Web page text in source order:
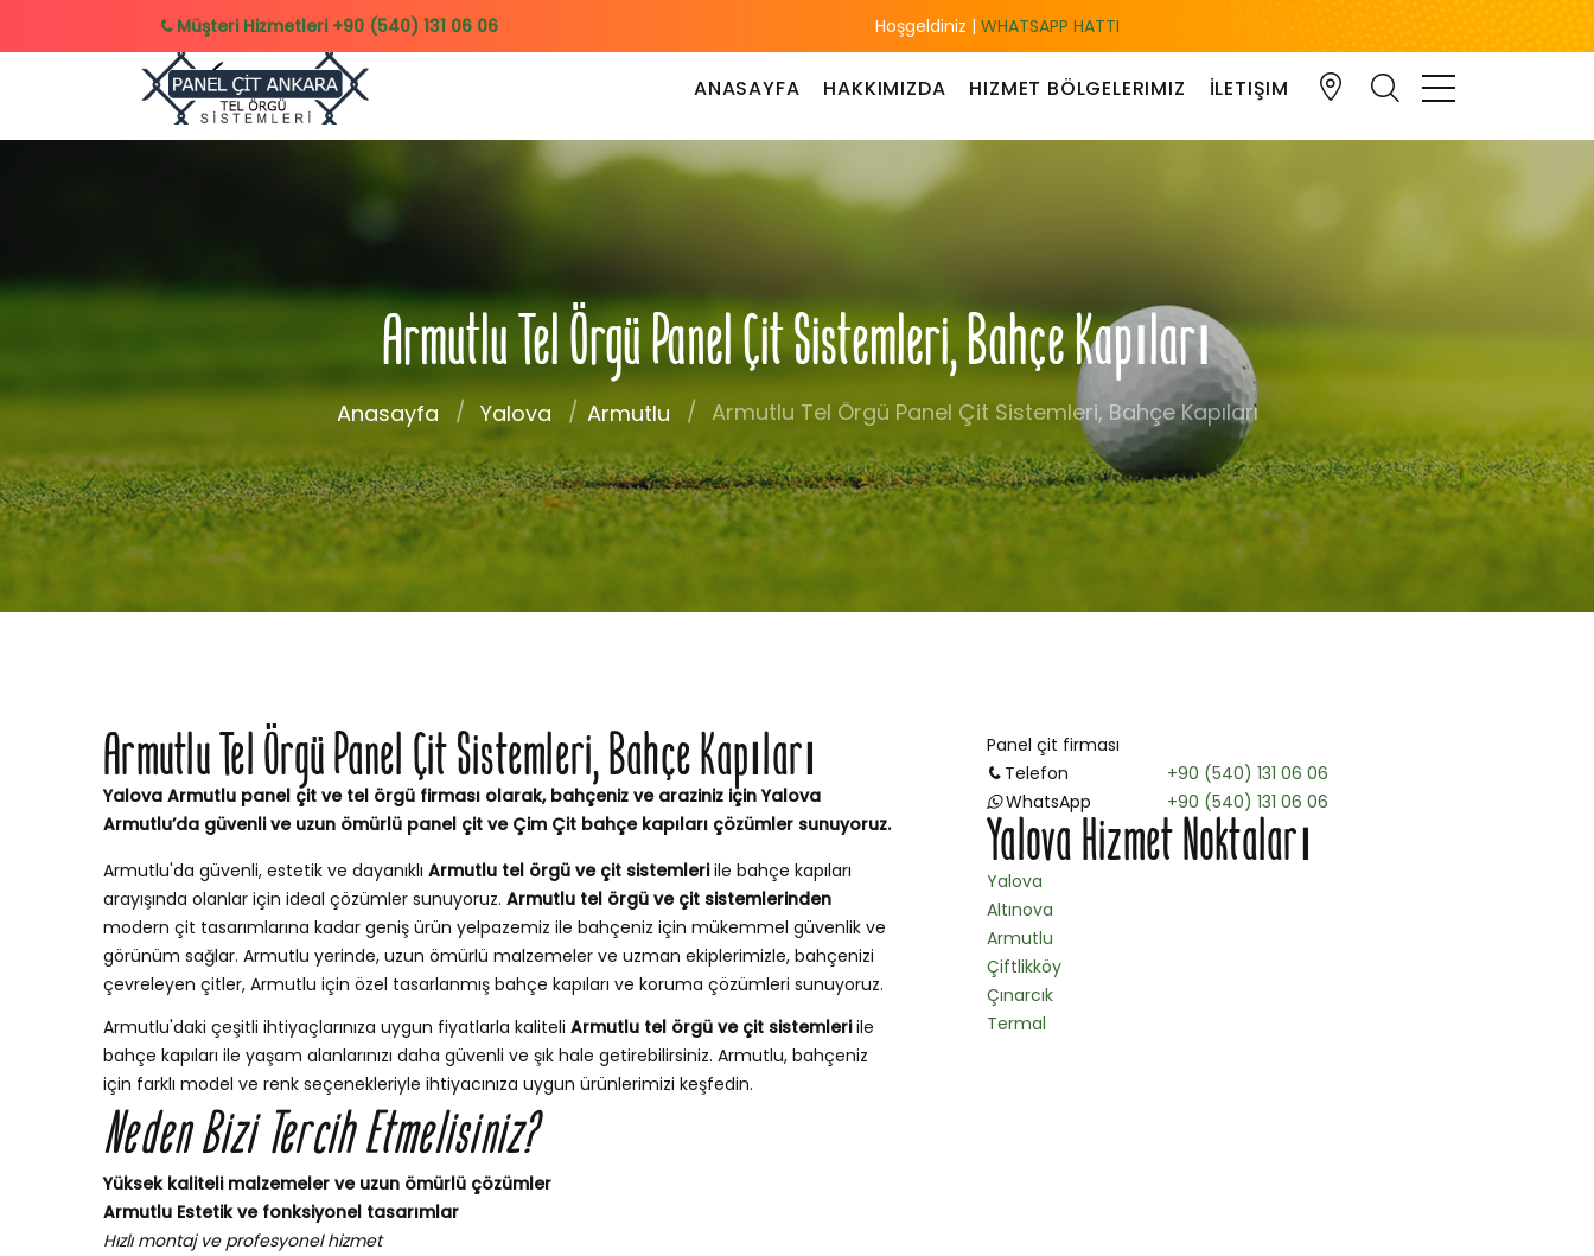
Müşteri Hizmetleri +90 (540) 131 06 06 Hoşgeldiniz | WHATSAPP HATTI
ANASAYFA HAKKIMIZDA HIZMET BÖLGELERIMIZ İLETIŞIM
Armutlu Tel Örgü Panel Çit Sistemleri, Bahçe Kapıları
Anasayfa Yalova Armutlu Armutlu Tel Örgü Panel Çit Sistemleri, Bahçe Kapıları
Panel çit firması
Telefon
+90 (540) 131 06 06
WhatsApp
+90 (540) 131 06 06
Yalova Hizmet Noktaları
Yalova
Altınova
Armutlu
Çiftlikköy
Çınarcık
Termal
Armutlu Tel Örgü Panel Çit Sistemleri, Bahçe Kapıları
Yalova Armutlu panel çit ve tel örgü firması olarak, bahçeniz ve araziniz için Yalova
Armutlu’da güvenli ve uzun ömürlü panel çit ve Çim Çit bahçe kapıları çözümler sunuyoruz.
Armutlu'da güvenli, estetik ve dayanıklı Armutlu tel örgü ve çit sistemleriile bahçe kapıları
arayışında olanlar için ideal çözümler sunuyoruz. Armutlu tel örgü ve çit sistemlerinden
modern çit tasarımlarına kadar geniş ürün yelpazemiz ile bahçeniz için mükemmel güvenlik ve
görünüm sağlar. Armutlu yerinde, uzun ömürlü malzemeler ve uzman ekiplerimizle, bahçenizi
çevreleyen çitler, Armutlu için özel tasarlanmış bahçe kapıları ve koruma çözümleri sunuyoruz.
Armutlu'daki çeşitli ihtiyaçlarınıza uygun fiyatlarla kaliteli Armutlu tel örgü ve çit sistemleriile
bahçe kapıları ile yaşam alanlarınızı daha güvenli ve şık hale getirebilirsiniz. Armutlu, bahçeniz
için farklı model ve renk seçenekleriyle ihtiyacınıza uygun ürünlerimizi keşfedin.
Neden Bizi Tercih Etmelisiniz?
Yüksek kaliteli malzemeler ve uzun ömürlü çözümler
Armutlu Estetik ve fonksiyonel tasarımlar
Hızlı montaj ve profesyonel hizmet